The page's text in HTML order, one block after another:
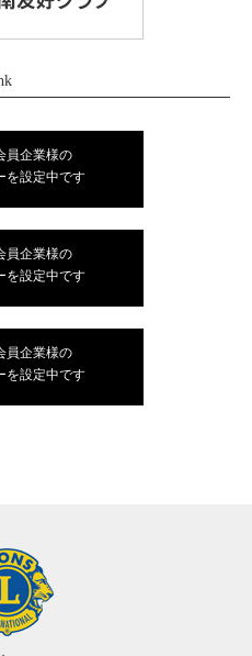
員企業様の
を設定中です
員企業様の
を設定中です
員企業様の
を設定中です